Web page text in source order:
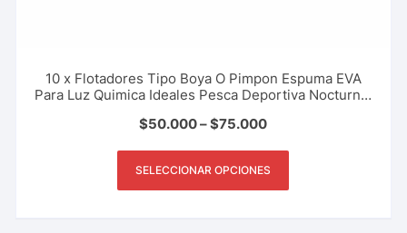
10 x Flotadores Tipo Boya O Pimpon Espuma EVA
Para Luz Quimica Ideales Pesca Deportiva Nocturna,
$50.000–$75.000
SELECCIONAR OPCIONES